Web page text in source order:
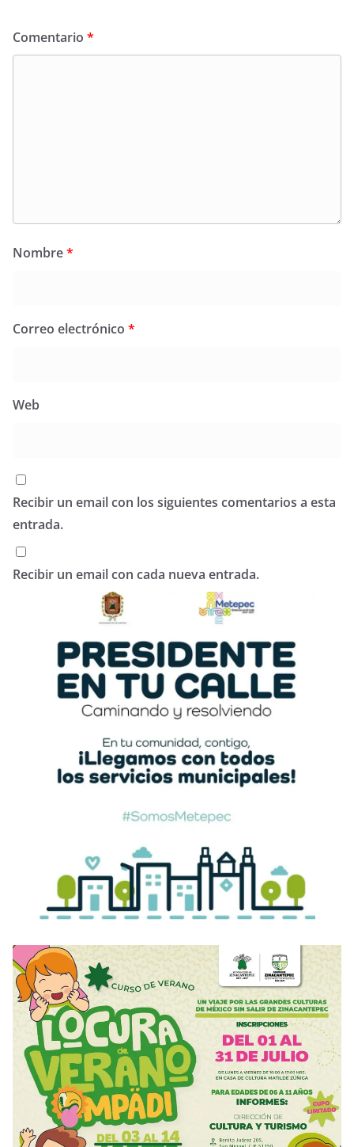
Comentario *
Nombre*
Correo electrónico *
Web
Recibir un email con los siguientes comentarios a esta
entrada.
Recibir un email con cada nueva entrada.